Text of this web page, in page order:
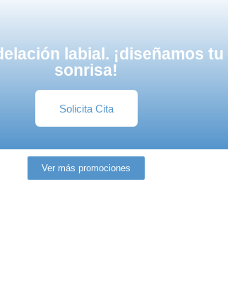
labial. ¡diseñamos tu
sonrisa!
Solicita Cita
Ver más promociones